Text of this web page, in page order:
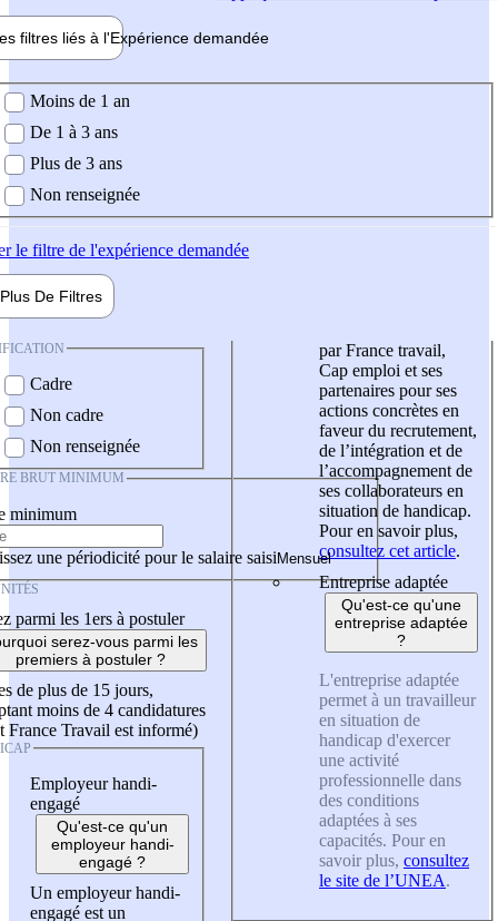
filtres liés à l'Expérience demandée
demandée
Moins de 1 an
De 1 à 3 ans
Plus de 3 ans
Non renseignée
le filtre de l'expérience demandée
Plus De Filtres
Cadre
Non cadre
Non renseignée
BRUT MINIMUM
minimum
une périodicité pour le salaire saisi
parmi les 1ers à postuler
serez-vous parmi les
premiers à postuler ?
de plus de 15 jours,
moins de 4 candidatures
France Travail est informé)
Employeur handi-
engagé
Qu'est-ce qu'un
employeur handi-
engagé ?
Un employeur handi-
engagé est un
par France travail,
Cap emploi et ses
partenaires pour ses
actions concrètes en
faveur du recrutement,
de l’intégration et de
l’accompagnement de
ses collaborateurs en
situation de handicap.
Pour en savoir plus,
consultez cet article.
Entreprise adaptée
Qu'est-ce qu'une
entreprise adaptée
?
L'entreprise adaptée
permet à un travailleur
en situation de
handicap d'exercer
une activité
professionnelle dans
des conditions
adaptées à ses
capacités. Pour en
savoir plus, consultez
le site de l’UNEA.